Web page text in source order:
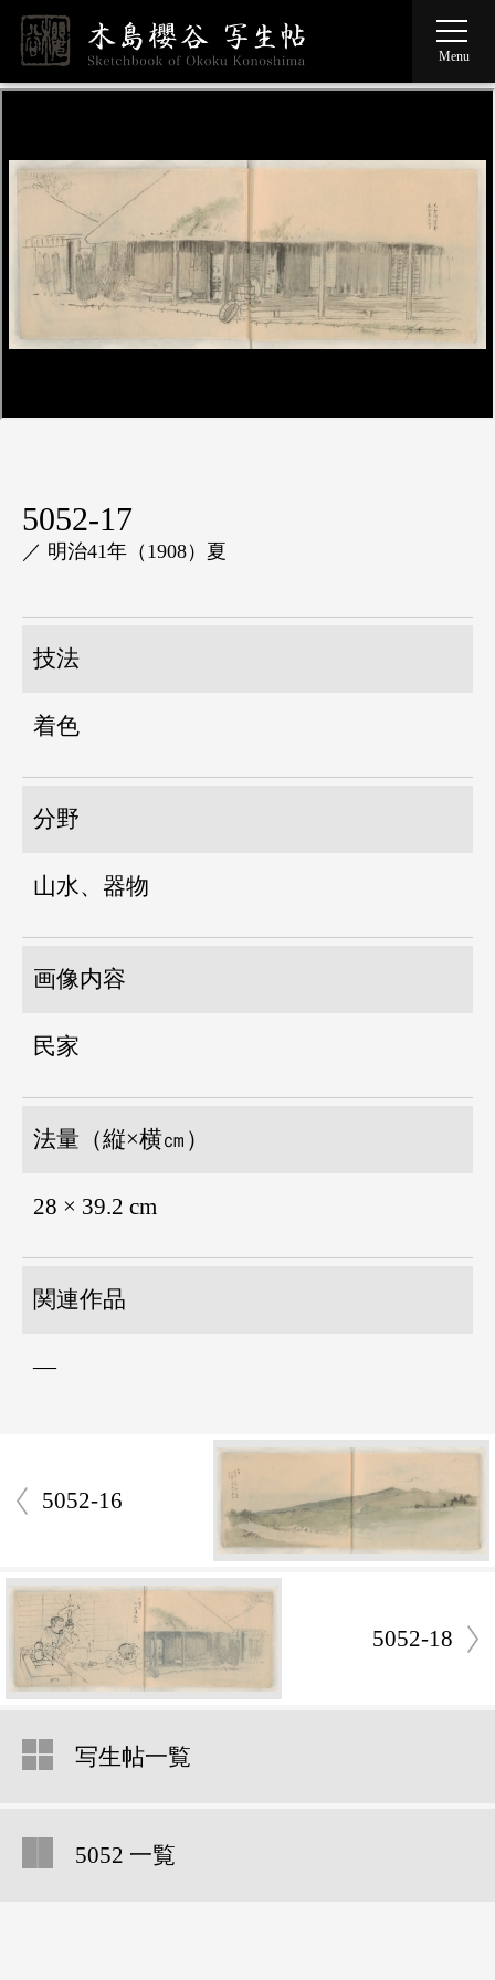
5052-17
／ 明治41年（1908）夏
技法
着色
分野
山水、器物
画像内容
民家
法量（縦×横㎝）
28 × 39.2 cm
関連作品
―
5052-16
写生帖一覧
5052 一覧
5052-18